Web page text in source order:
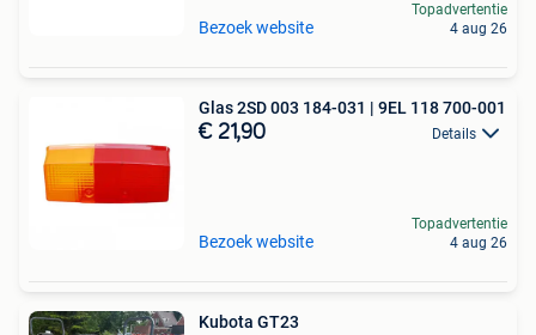
Bezoek website
Topadvertentie
4 aug 26
Glas 2SD 003 184-031 | 9EL 118 700-001
€ 21,90 Details
Bezoek website
Topadvertentie
4 aug 26
Kubota GT23